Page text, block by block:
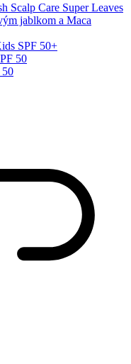
Scalp Care Super Leaves
jablkom a Maca
SPF 50+
50
50